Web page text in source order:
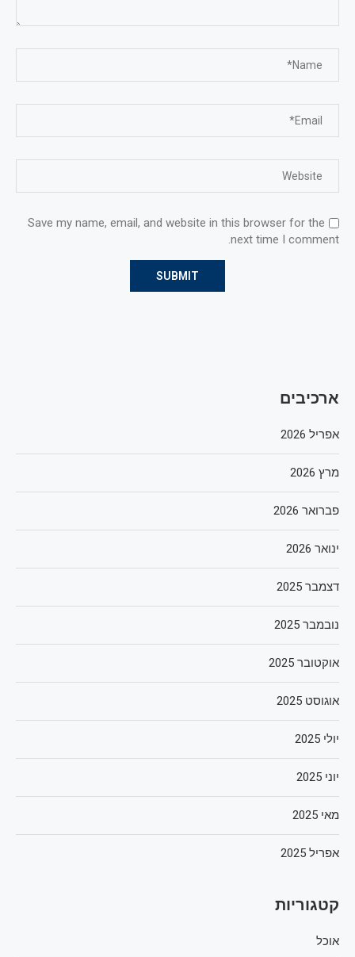
Save my name, email, and website in this browser for the
next time I comment.
ארכיבים
אפריל 2026
מרץ 2026
פברואר 2026
ינואר 2026
דצמבר 2025
נובמבר 2025
אוקטובר 2025
אוגוסט 2025
יולי 2025
יוני 2025
מאי 2025
אפריל 2025
קטגוריות
אוכל